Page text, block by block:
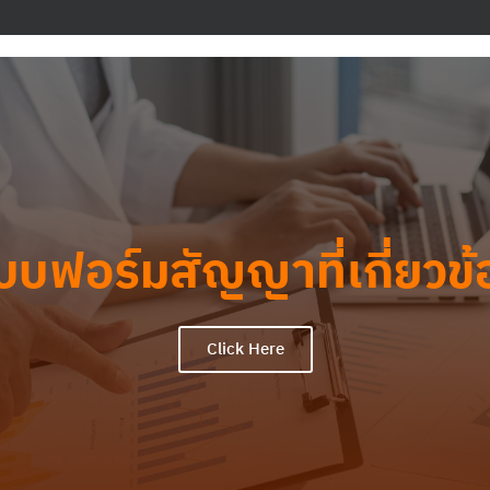
บฟอร์มสัญญาที่เกี่ยวข้
Click Here